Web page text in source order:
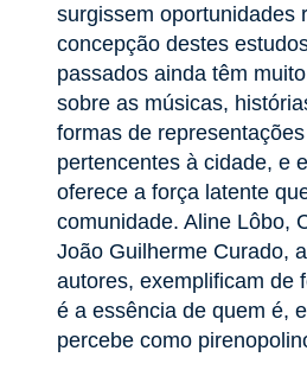
surgissem oportunidades
concepção destes
passados ainda têm
sobre as músicas,
formas de
pertencentes à cidade, e
oferece a força latente
comunidade. Aline Lôbo,
João Guilherme Curado,
autores, exemplificam de
é a essência de quem é,
percebe como